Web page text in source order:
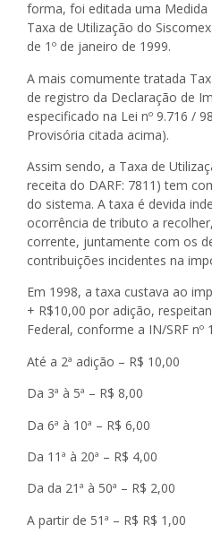
forma, foi editada uma Medida
Taxa de Utilização do
de 1º de janeiro de 1999.
A mais comumente tratada
de registro da Declaração de
especificado na Lei nº 9.716 /
Provisória citada acima).
Assim sendo, a Taxa de
receita do DARF: 7811) tem
do sistema. A taxa é devida
ocorrência de tributo a
corrente, juntamente com os
contribuições incidentes na
Em 1998, a taxa custava ao
+ R$10,00 por adição,
Federal, conforme a IN/SRF
Até a 2ª adição – R$ 10,00
Da 3ª à 5ª – R$ 8,00
Da 6ª à 10ª – R$ 6,00
Da 11ª à 20ª – R$ 4,00
Da da 21ª à 50ª – R$ 2,00
A partir de 51ª – R$ R$ 1,00